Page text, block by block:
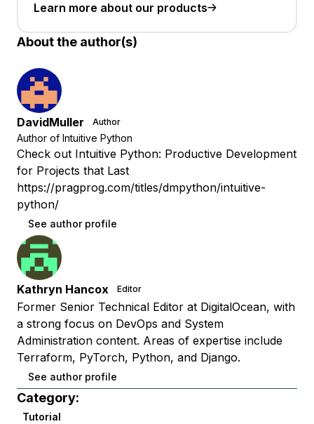
Learn more about our products
About the author(s)
DavidMuller Author
Author of Intuitive Python
Check out Intuitive Python: Productive Development
for Projects that Last
https://pragprog.com/titles/dmpython/intuitive-
python/
See author profile
Kathryn Hancox Editor
Former Senior Technical Editor at DigitalOcean, with
a strong focus on DevOps and System
Administration content. Areas of expertise include
Terraform, PyTorch, Python, and Django.
See author profile
Category:
Tutorial